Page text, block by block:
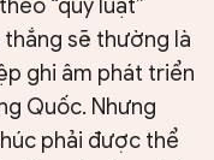
“quy luật”
sẽ thường là
ghi âm phát triển
Quốc. Nhưng
phải được thể